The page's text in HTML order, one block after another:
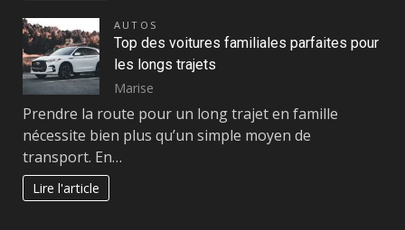
AUTOS
Top des voitures familiales parfaites pour
les longs trajets
Marise
Prendre la route pour un long trajet en famille
nécessite bien plus qu’un simple moyen de
transport. En…
Lire l'article